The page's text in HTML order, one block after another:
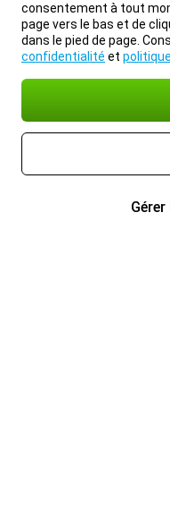
consentement à tout
page vers le bas et de
dans le pied de page.
confidentialité et